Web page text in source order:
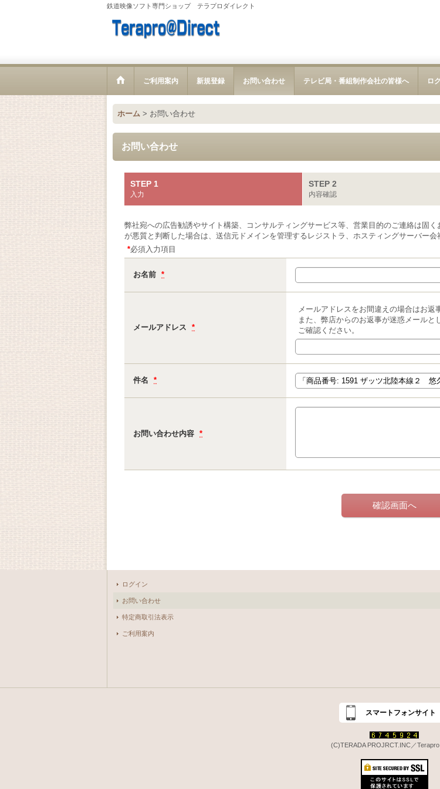
鉄道映像ソフト専門ショップ テラプロダイレクト
ご利用案内 新規登録 お問い合わせ テレビ局・番組制作会社の皆様へ ロ
ホーム > お問い合わせ
お問い合わせ
STEP 1
入力
STEP 2
内容確認
弊社宛への広告勧誘やサイト構築、コンサルティングサービス等、営業目的のご連絡は固
が悪質と判断した場合は、送信元ドメインを管理するレジストラ、ホスティングサーバー
*必須入力項目
お名前 *
メールアドレス *
メールアドレスをお間違えの場合はお返
また、弊店からのお返事が迷惑メール
ご確認ください。
件名 *
お問い合わせ内容 *
ログイン
お問い合わせ
特定商取引法表示
ご利用案内
スマートフォンサイト
(C)TERADA PROJRCT.INC／